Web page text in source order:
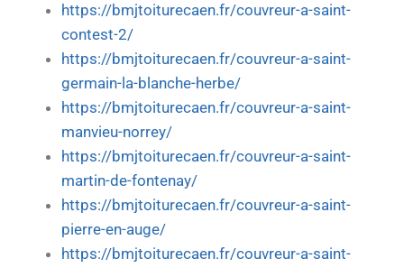
https://bmjtoiturecaen.fr/couvreur-a-saint-
contest-2/
https://bmjtoiturecaen.fr/couvreur-a-saint-
germain-la-blanche-herbe/
https://bmjtoiturecaen.fr/couvreur-a-saint-
manvieu-norrey/
https://bmjtoiturecaen.fr/couvreur-a-saint-
martin-de-fontenay/
https://bmjtoiturecaen.fr/couvreur-a-saint-
pierre-en-auge/
https://bmjtoiturecaen.fr/couvreur-a-saint-